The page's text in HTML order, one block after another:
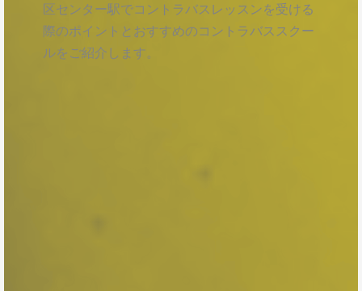
区センター駅でコントラバスレッスンを受ける
際のポイントとおすすめのコントラバススクー
ルをご紹介します。